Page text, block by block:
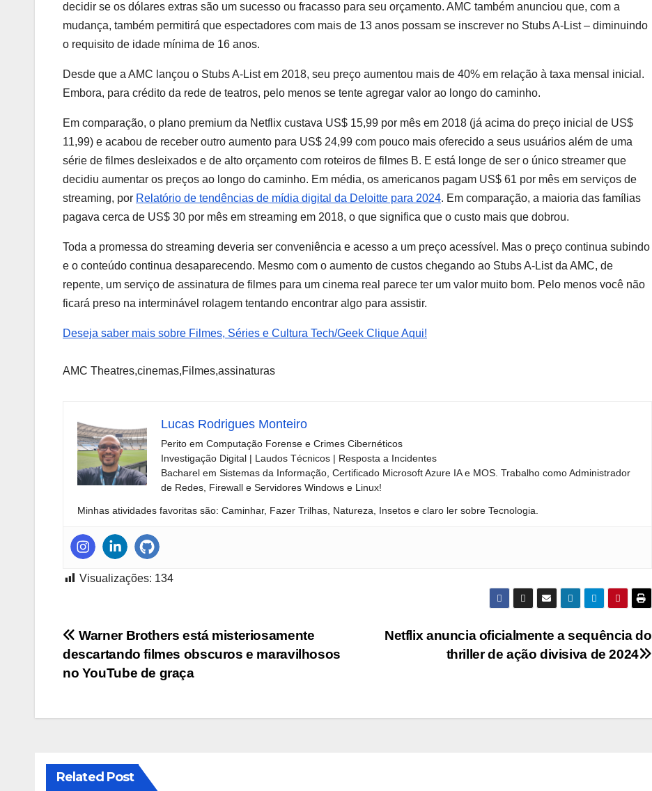
decidir se os dólares extras são um sucesso ou fracasso para seu orçamento. AMC também anunciou que, com a
mudança, também permitirá que espectadores com mais de 13 anos possam se inscrever no Stubs A-List – diminuindo
o requisito de idade mínima de 16 anos.
Desde que a AMC lançou o Stubs A-List em 2018, seu preço aumentou mais de 40% em relação à taxa mensal inicial.
Embora, para crédito da rede de teatros, pelo menos se tente agregar valor ao longo do caminho.
Em comparação, o plano premium da Netflix custava US$ 15,99 por mês em 2018 (já acima do preço inicial de US$
11,99) e acabou de receber outro aumento para US$ 24,99 com pouco mais oferecido a seus usuários além de uma
série de filmes desleixados e de alto orçamento com roteiros de filmes B. E está longe de ser o único streamer que
decidiu aumentar os preços ao longo do caminho. Em média, os americanos pagam US$ 61 por mês em serviços de
streaming, por Relatório de tendências de mídia digital da Deloitte para 2024. Em comparação, a maioria das famílias
pagava cerca de US$ 30 por mês em streaming em 2018, o que significa que o custo mais que dobrou.
Toda a promessa do streaming deveria ser conveniência e acesso a um preço acessível. Mas o preço continua subindo
e o conteúdo continua desaparecendo. Mesmo com o aumento de custos chegando ao Stubs A-List da AMC, de
repente, um serviço de assinatura de filmes para um cinema real parece ter um valor muito bom. Pelo menos você não
ficará preso na interminável rolagem tentando encontrar algo para assistir.
Deseja saber mais sobre Filmes, Séries e Cultura Tech/Geek Clique Aqui!
AMC Theatres,cinemas,Filmes,assinaturas
Lucas Rodrigues Monteiro
Perito em Computação Forense e Crimes Cibernéticos
Investigação Digital | Laudos Técnicos | Resposta a Incidentes
Bacharel em Sistemas da Informação, Certificado Microsoft Azure IA e MOS. Trabalho como Administrador
de Redes, Firewall e Servidores Windows e Linux!
Minhas atividades favoritas são: Caminhar, Fazer Trilhas, Natureza, Insetos e claro ler sobre Tecnologia.
Visualizações: 134
Navegação
de
Netflix anuncia oficialmente a sequência do
thriller de ação divisiva de 2024
Warner Brothers está misteriosamente
descartando filmes obscuros e maravilhosos
no YouTube de graça
Related Post